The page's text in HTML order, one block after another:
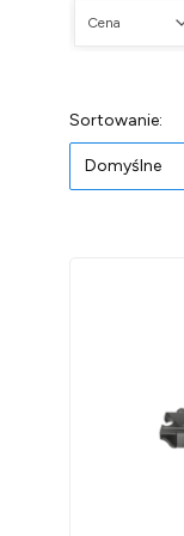
Cena
Lista
Sortowanie:
Domyślne